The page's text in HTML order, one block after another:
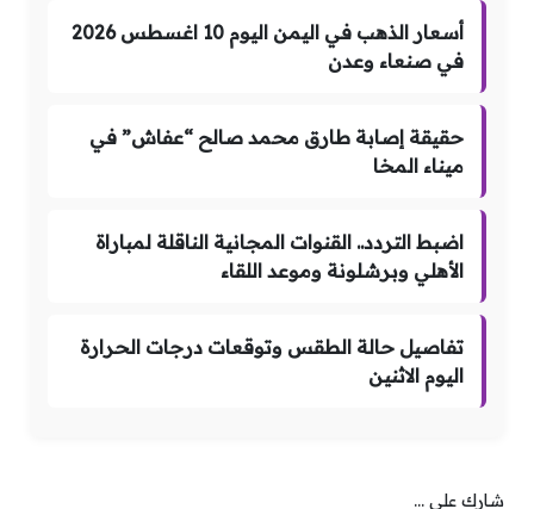
أسعار الذهب في اليمن اليوم 10 اغسطس 2026
في صنعاء وعدن
حقيقة إصابة طارق محمد صالح “عفاش” في
ميناء المخا
اضبط التردد.. القنوات المجانية الناقلة لمباراة
الأهلي وبرشلونة وموعد اللقاء
تفاصيل حالة الطقس وتوقعات درجات الحرارة
اليوم الاثنين
شارك على ...